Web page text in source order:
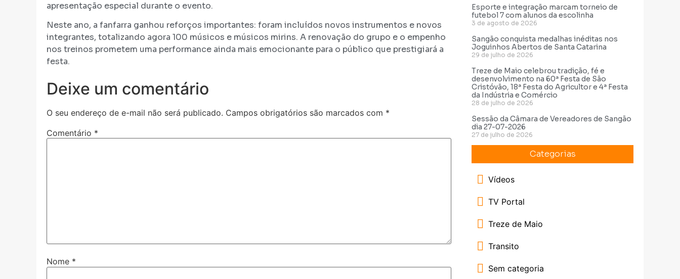
apresentação especial durante o evento.
Neste ano, a fanfarra ganhou reforços importantes: foram incluídos novos instrumentos e novos
integrantes, totalizando agora 100 músicos e músicos mirins. A renovação do grupo e o empenho
nos treinos prometem uma performance ainda mais emocionante para o público que prestigiará a
festa.
Deixe um comentário
O seu endereço de e-mail não será publicado. Campos obrigatórios são marcados com *
Comentário *
Nome *
Esporte e integração marcam torneio de
futebol 7 com alunos da escolinha
3 de agosto de 2026
Sangão conquista medalhas inéditas nos
Joguinhos Abertos de Santa Catarina
29 de julho de 2026
Treze de Maio celebrou tradição, fé e
desenvolvimento na 60ª Festa de São
Cristóvão, 18ª Festa do Agricultor e 4ª Festa
da Indústria e Comércio
28 de julho de 2026
Sessão da Câmara de Vereadores de Sangão
dia 27-07-2026
27 de julho de 2026
Categorias
Vídeos
TV Portal
Treze de Maio
Transito
Sem categoria